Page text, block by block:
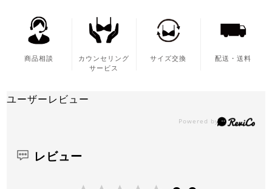
商品相談
カウンセリング
サービス
サイズ交換 配送・送料
ユーザーレビュー
レビュー